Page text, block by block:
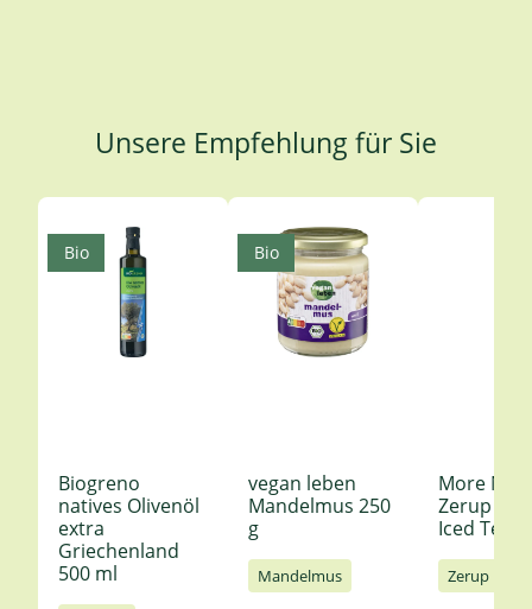
Unsere Empfehlung für Sie
Produktgalerie überspringen
Biogreno
natives Olivenöl
extra
Griechenland
500 ml
Bio
vegan leben
Mandelmus 250
g
Mandelmus
Bio
More
Zerup
Iced Tea
Zerup